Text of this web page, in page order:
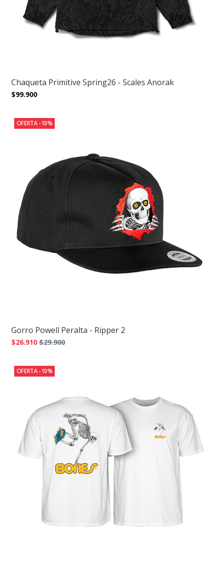
Chaqueta Primitive Spring26 - Scales Anorak
$99.900
OFERTA -10%
Gorro Powell Peralta - Ripper 2
$26.910 $29.900
OFERTA -10%